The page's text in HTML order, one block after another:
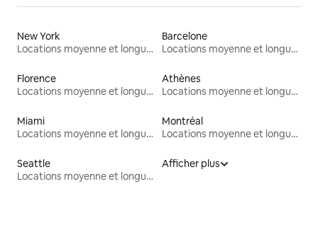
New York
Locations moyenne et longue durée
Barcelone
Locations moyenne et longue durée
Florence
Locations moyenne et longue durée
Athènes
Locations moyenne et longue durée
Miami
Locations moyenne et longue durée
Montréal
Locations moyenne et longue durée
Seattle
Locations moyenne et longue durée
Afficher plus